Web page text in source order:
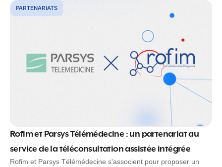
PARTENARIATS
Rofim et Parsys Télémédecine : un partenariat au
service de la téléconsultation assistée intégrée
Rofim et Parsys Télémédecine s'associent pour proposer un